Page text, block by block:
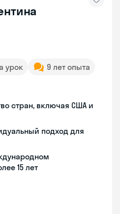
урок
9 лет опыта
стран, включая США и
подход для
15 лет